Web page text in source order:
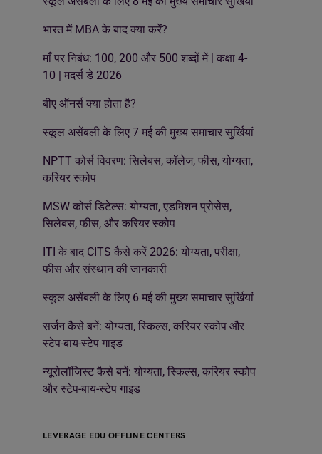
भारत में MBA के बाद क्या करें?
माँ पर निबंध: 100, 200 और 500 शब्दों में | कक्षा 4-
10 | मदर्स डे 2026
बीए ऑनर्स क्या होता है?
स्कूल असेंबली के लिए 7 मई की मुख्य समाचार सुर्खियां
NPTT कोर्स विवरण: सिलेबस, कॉलेज, फीस, योग्यता,
करियर स्कोप
MSW कोर्स डिटेल्स: योग्यता, एडमिशन प्रोसेस,
सिलेबस, फीस, और करियर स्कोप
ITI के बाद CITS कैसे करें 2026: योग्यता, परीक्षा,
फीस और संस्थान की जानकारी
स्कूल असेंबली के लिए 6 मई की मुख्य समाचार सुर्खियां
सर्जन कैसे बनें: योग्यता, स्किल्स, करियर स्कोप और
स्टेप-बाय-स्टेप गाइड
न्यूरोलॉजिस्ट कैसे बनें: योग्यता, स्किल्स, करियर स्कोप
और स्टेप-बाय-स्टेप गाइड
LEVERAGE EDU OFFLINE CENTERS